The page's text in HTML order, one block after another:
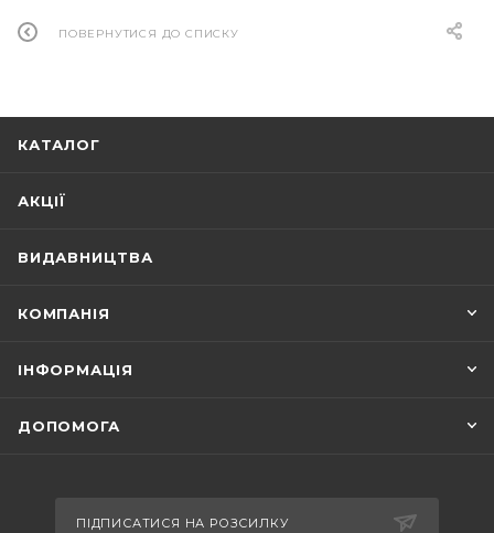
ПОВЕРНУТИСЯ ДО СПИСКУ
КАТАЛОГ
АКЦІЇ
ВИДАВНИЦТВА
КОМПАНІЯ
ІНФОРМАЦІЯ
ДОПОМОГА
ПІДПИСАТИСЯ НА РОЗСИЛКУ